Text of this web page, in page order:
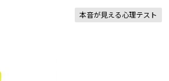
本音が見える心理テスト